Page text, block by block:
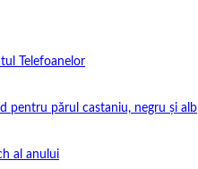
Telefoanelor
pentru părul castaniu, negru și alb
al anului